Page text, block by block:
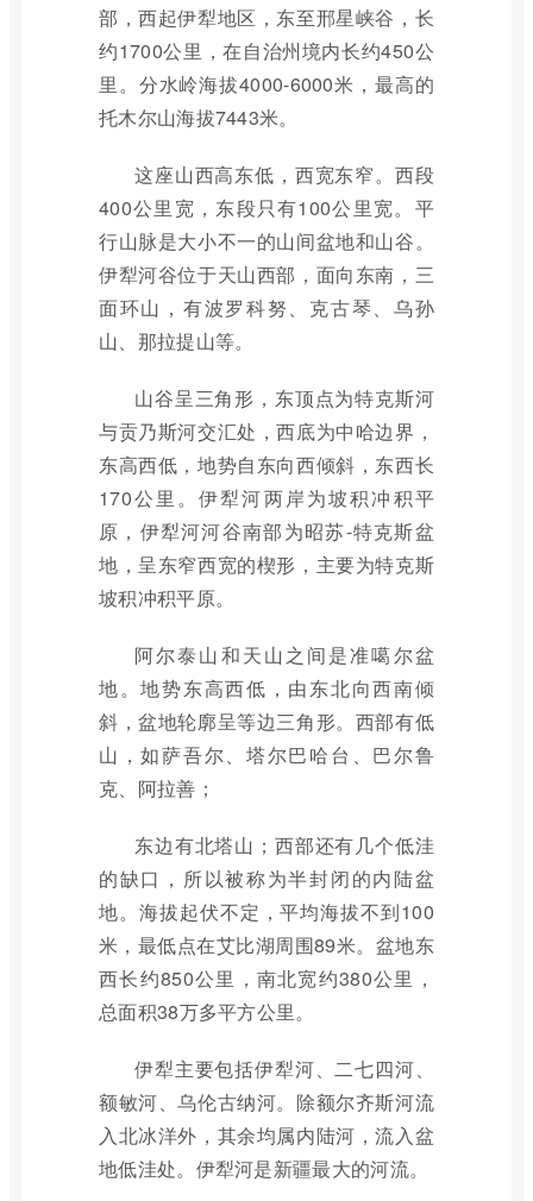
部，西起伊犁地区，东至邢星峡谷，长
约1700公里，在自治州境内长约450公
里。分水岭海拔4000-6000米，最高的
托木尔山海拔7443米。
这座山西高东低，西宽东窄。西段
400公里宽，东段只有100公里宽。平
行山脉是大小不一的山间盆地和山谷。
伊犁河谷位于天山西部，面向东南，三
面环山，有波罗科努、克古琴、乌孙
山、那拉提山等。
山谷呈三角形，东顶点为特克斯河
与贡乃斯河交汇处，西底为中哈边界，
东高西低，地势自东向西倾斜，东西长
170公里。伊犁河两岸为坡积冲积平
原，伊犁河河谷南部为昭苏-特克斯盆
地，呈东窄西宽的楔形，主要为特克斯
坡积冲积平原。
阿尔泰山和天山之间是准噶尔盆
地。地势东高西低，由东北向西南倾
斜，盆地轮廓呈等边三角形。西部有低
山，如萨吾尔、塔尔巴哈台、巴尔鲁
克、阿拉善；
东边有北塔山；西部还有几个低洼
的缺口，所以被称为半封闭的内陆盆
地。海拔起伏不定，平均海拔不到100
米，最低点在艾比湖周围89米。盆地东
西长约850公里，南北宽约380公里，
总面积38万多平方公里。
伊犁主要包括伊犁河、二七四河、
额敏河、乌伦古纳河。除额尔齐斯河流
入北冰洋外，其余均属内陆河，流入盆
地低洼处。伊犁河是新疆最大的河流。